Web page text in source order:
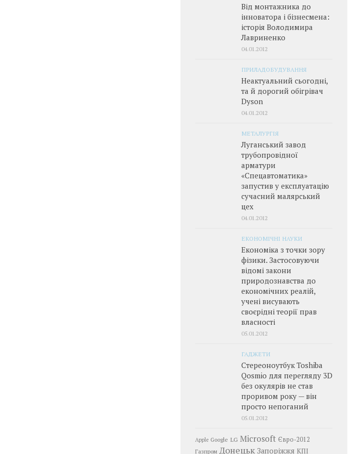
Від монтажника до
інноватора і бізнесмена:
історія Володимира
Лавриненко
04.01.2012
ПРИЛАДОБУДУВАННЯ
Неактуальний сьогодні,
та й дорогий обігрівач
Dyson
04.01.2012
МЕТАЛУРГІЯ
Луганський завод
трубопровідної
арматури
«Спецавтоматика»
запустив у експлуатацію
сучасний малярський
цех
04.01.2012
ЕКОНОМІЧНІ НАУКИ
Економіка з точки зору
фізики. Застосовуючи
відомі закони
природознавства до
економічних реалій,
учені висувають
своєрідні теорії прав
власності
05.01.2012
ГАДЖЕТИ
Стереоноутбук Toshiba
Qosmio для перегляду 3D
без окулярів не став
проривом року — він
просто непоганий
05.01.2012
Apple Google LG Microsoft Євро-2012
Газпром Донецьк Запоріжжя КПІ